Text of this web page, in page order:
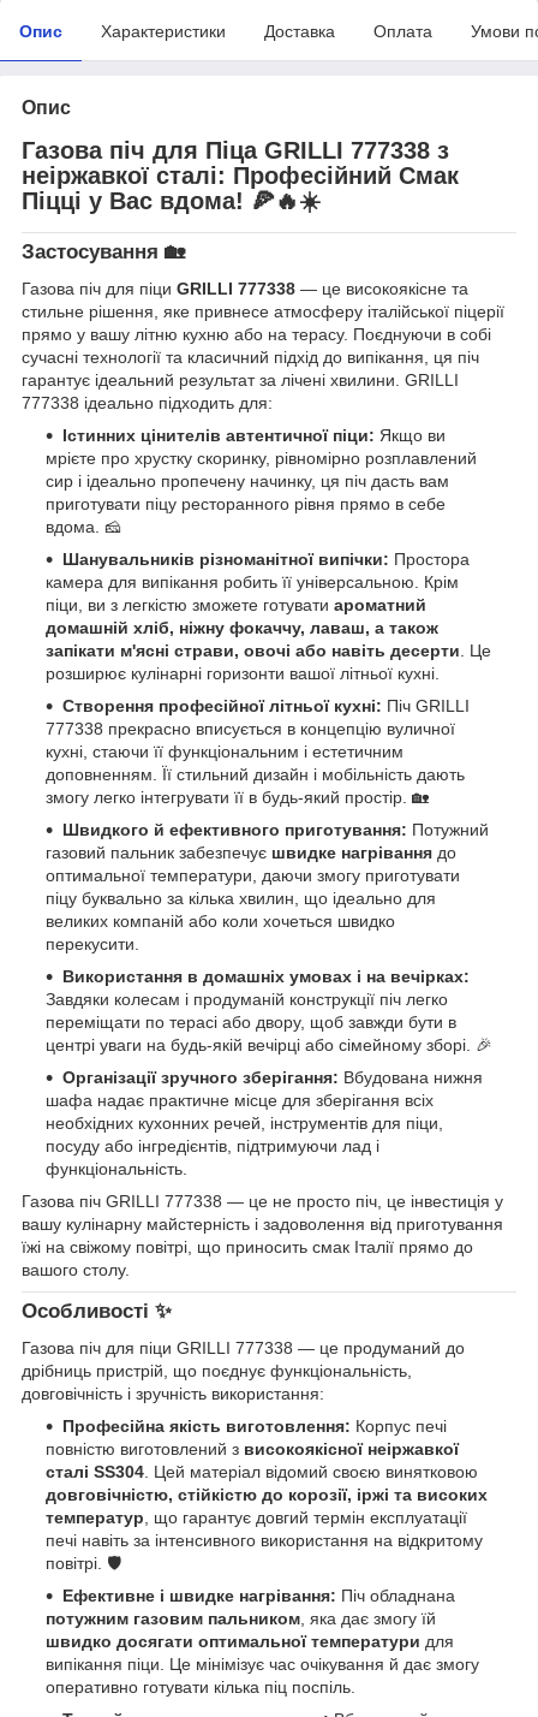
Опис Характеристики Доставка Оплата Умови
Опис
Газова піч для Піца GRILLI 777338 з
неіржавкої сталі: Професійний Смак
Піцці у Вас вдома! 🍕🔥☀️
Застосування 🏡
Газова піч для піци GRILLI 777338 — це високоякісне та
стильне рішення, яке привнесе атмосферу італійської піцерії
прямо у вашу літню кухню або на терасу. Поєднуючи в собі
сучасні технології та класичний підхід до випікання, ця піч
гарантує ідеальний результат за лічені хвилини. GRILLI
777338 ідеально підходить для:
Істинних цінителів автентичної піци: Якщо ви
мрієте про хрустку скоринку, рівномірно розплавлений
сир і ідеально пропечену начинку, ця піч дасть вам
приготувати піцу ресторанного рівня прямо в себе
вдома. 🧀
Шанувальників різноманітної випічки: Простора
камера для випікання робить її універсальною. Крім
піци, ви з легкістю зможете готувати ароматний
домашній хліб, ніжну фокаччу, лаваш, а також
запікати м'ясні страви, овочі або навіть десерти. Це
розширює кулінарні горизонти вашої літньої кухні.
Створення професійної літньої кухні: Піч GRILLI
777338 прекрасно вписується в концепцію вуличної
кухні, стаючи її функціональним і естетичним
доповненням. Її стильний дизайн і мобільність дають
змогу легко інтегрувати її в будь-який простір. 🏡
Швидкого й ефективного приготування: Потужний
газовий пальник забезпечує швидке нагрівання до
оптимальної температури, даючи змогу приготувати
піцу буквально за кілька хвилин, що ідеально для
великих компаній або коли хочеться швидко
перекусити.
Використання в домашніх умовах і на вечірках:
Завдяки колесам і продуманій конструкції піч легко
переміщати по терасі або двору, щоб завжди бути в
центрі уваги на будь-якій вечірці або сімейному зборі. 🎉
Організації зручного зберігання: Вбудована нижня
шафа надає практичне місце для зберігання всіх
необхідних кухонних речей, інструментів для піци,
посуду або інгредієнтів, підтримуючи лад і
функціональність.
Газова піч GRILLI 777338 — це не просто піч, це інвестиція у
вашу кулінарну майстерність і задоволення від приготування
їжі на свіжому повітрі, що приносить смак Італії прямо до
вашого столу.
Особливості ✨
Газова піч для піци GRILLI 777338 — це продуманий до
дрібниць пристрій, що поєднує функціональність,
довговічність і зручність використання:
Професійна якість виготовлення: Корпус печі
повністю виготовлений з високоякісної неіржавкої
сталі SS304 . Цей матеріал відомий своєю винятковою
довговічністю, стійкістю до корозії, іржі та високих
температур , що гарантує довгий термін експлуатації
печі навіть за інтенсивного використання на відкритому
повітрі. 🛡️
Ефективне і швидке нагрівання: Піч обладнана
потужним газовим пальником , яка дає змогу їй
швидко досягати оптимальної температури для
випікання піци. Це мінімізує час очікування й дає змогу
оперативно готувати кілька піц поспіль.